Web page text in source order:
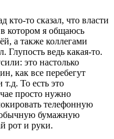
кто-то сказал, что власти
котором я общаюсь
а также коллегами
Глупость ведь какая-то.
это настолько
как все перебегут
То есть это
просто нужно
телефонную
бумажную
рот и руки.